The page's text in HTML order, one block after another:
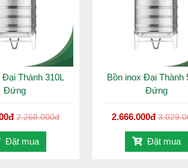
kế:Kiểu dáng đứng gọn gàng, chắc chắn,
gian sử dụng.
bồn:Thiết kế đa gân tăng cứng theo tiêu
sử dụng lâu dài.
Inox dày dặn, kết cấu vững chãi, đảm
xuất:Ứng dụng công nghệ hàn lăn tự động
Đại Thành 310L
Đứng
2.268.000đ
Đặt mua
Bồn inox Đại Thành
Đứng
2.666.000đ
Đặt mua